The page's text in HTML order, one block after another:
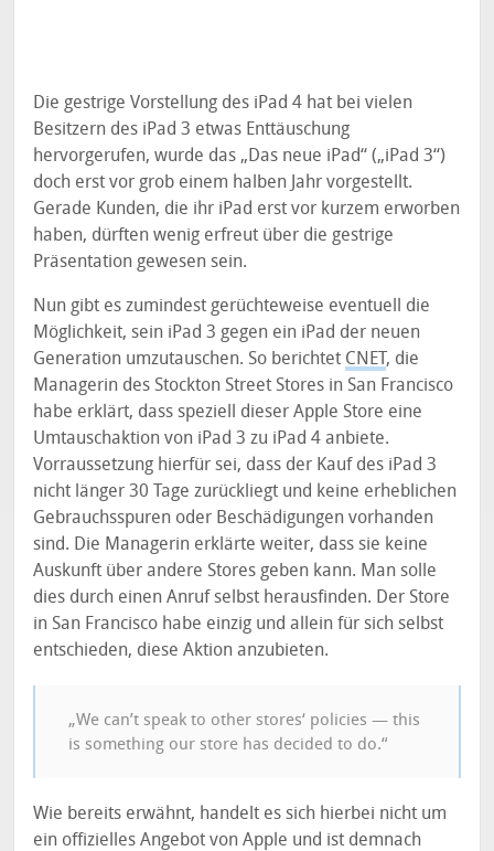
Die gestrige Vorstellung des iPad 4 hat bei vielen
Besitzern des iPad 3 etwas Enttäuschung
hervorgerufen, wurde das „Das neue iPad“ („iPad 3“)
doch erst vor grob einem halben Jahr vorgestellt.
Gerade Kunden, die ihr iPad erst vor kurzem erworben
haben, dürften wenig erfreut über die gestrige
Präsentation gewesen sein.
Nun gibt es zumindest gerüchteweise eventuell die
Möglichkeit, sein iPad 3 gegen ein iPad der neuen
Generation umzutauschen. So berichtet CNET, die
Managerin des Stockton Street Stores in San Francisco
habe erklärt, dass speziell dieser Apple Store eine
Umtauschaktion von iPad 3 zu iPad 4 anbiete.
Vorraussetzung hierfür sei, dass der Kauf des iPad 3
nicht länger 30 Tage zurückliegt und keine erheblichen
Gebrauchsspuren oder Beschädigungen vorhanden
sind. Die Managerin erklärte weiter, dass sie keine
Auskunft über andere Stores geben kann. Man solle
dies durch einen Anruf selbst herausfinden. Der Store
in San Francisco habe einzig und allein für sich selbst
entschieden, diese Aktion anzubieten.
„We can’t speak to other stores‘ policies — this
is something our store has decided to do.“
Wie bereits erwähnt, handelt es sich hierbei nicht um
ein offizielles Angebot von Apple und ist demnach